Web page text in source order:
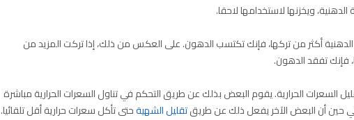
ويخزنها لاستخدامها لاحقا.
الدهنية أكثر من تركها، فإنك تكتسب الدهون. على العكس من ذلك، إذا تركت المزيد من
فإنك تفقد الدهون.
السعرات الحرارية. يقوم البعض بذلك عن طريق التحكم في تناول السعرات الحرارية مباشرة
في حين أن البعض الآخر يفعل ذلك عن طريقتقليل الشهيةحتى تأكل سعرات حرارية أقل تلقائيا.